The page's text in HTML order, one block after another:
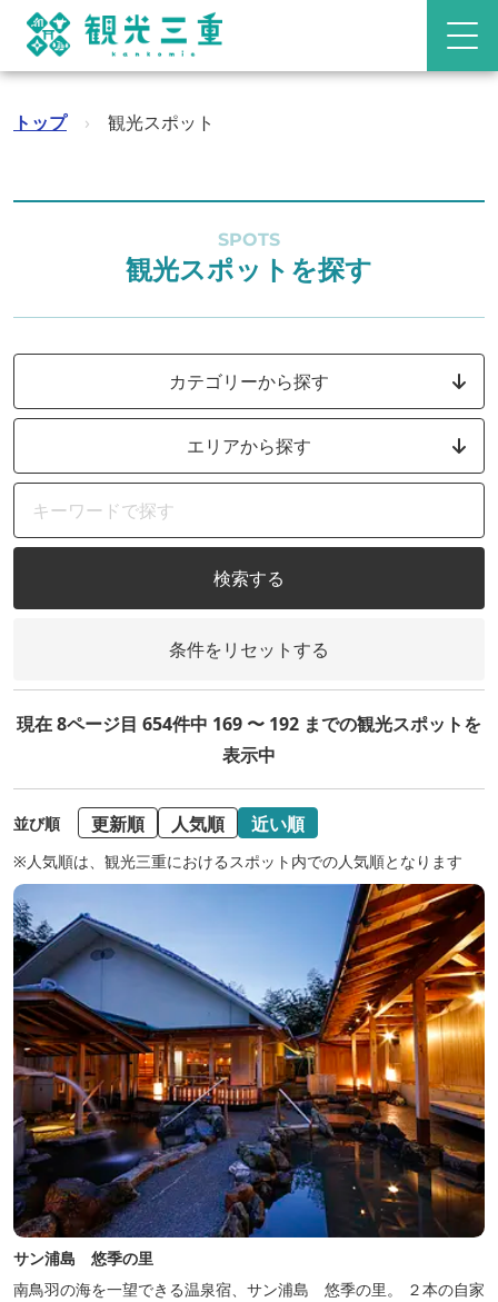
トップ › 観光スポット
SPOTS
観光スポットを探す
カテゴリーから探す
エリアから探す
検索する
条件をリセットする
現在 8ページ目 654件中 169 〜 192 までの観光スポットを
表示中
並び順 更新順 人気順 近い順
※人気順は、観光三重におけるスポット内での人気順となります
サン浦島 悠季の里
南鳥羽の海を一望できる温泉宿、サン浦島 悠季の里。 ２本の自家